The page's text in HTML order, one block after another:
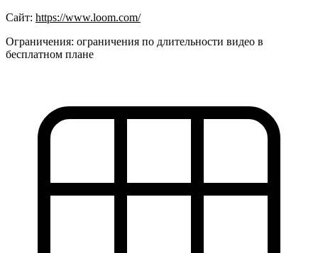
Сайт: https://www.loom.com/
Ограничения: ограничения по длительности видео в
бесплатном плане